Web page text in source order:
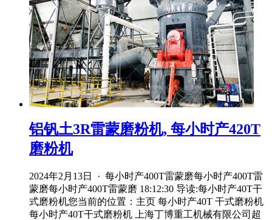
铝钒土3R雷蒙磨粉机, 每小时产420T
磨粉机
2024年2月13日 · 每小时产400T雷蒙磨每小时产400T雷
蒙磨每小时产400T雷蒙磨 18:12:30 导读:每小时产40T干
式磨粉机您当前的位置：主页 每小时产40T 干式磨粉机
每小时产40T干式磨粉机 上海丁博重工机械有限公司超